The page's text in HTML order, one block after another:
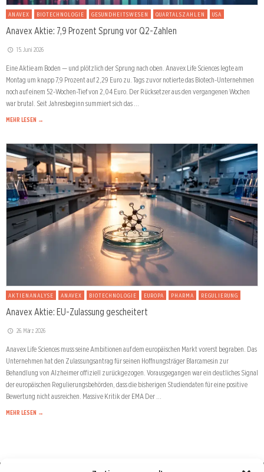
ANAVEX BIOTECHNOLOGIE GESUNDHEITSWESEN QUARTALSZAHLEN USA
Anavex Aktie: 7,9 Prozent Sprung vor Q2-Zahlen
15. Juni 2026
Eine Aktie am Boden — und plötzlich der Sprung nach oben. Anavex Life Sciences legte am
Montag um knapp 7,9 Prozent auf 2,29 Euro zu. Tags zuvor notierte das Biotech-Unternehmen
noch auf einem 52-Wochen-Tief von 2,04 Euro. Der Rücksetzer aus den vergangenen Wochen
war brutal. Seit Jahresbeginn summiert sich das …
MEHR LESEN →
AKTIENANALYSE ANAVEX BIOTECHNOLOGIE EUROPA PHARMA REGULIERUNG
Anavex Aktie: EU-Zulassung gescheitert
26. März 2026
Anavex Life Sciences muss seine Ambitionen auf dem europäischen Markt vorerst begraben. Das
Unternehmen hat den Zulassungsantrag für seinen Hoffnungsträger Blarcamesin zur
Behandlung von Alzheimer offiziell zurückgezogen. Vorausgegangen war ein deutliches Signal
der europäischen Regulierungsbehörden, dass die bisherigen Studiendaten für eine positive
Bewertung nicht ausreichen. Massive Kritik der EMA Der …
MEHR LESEN →